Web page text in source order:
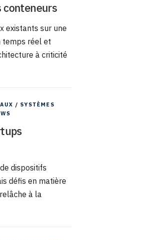
conteneurs
existants sur une
temps réel et
à criticité
/ SYSTÈMES
dispositifs
défis en matière
à la